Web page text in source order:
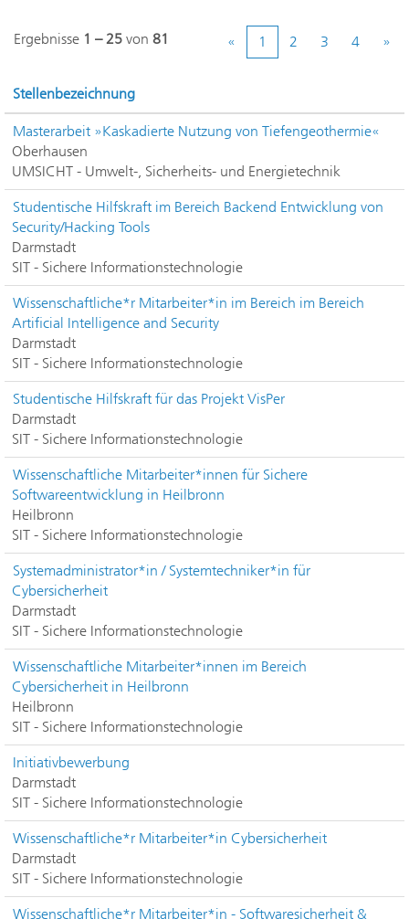
Ergebnisse 1 – 25 von 81 « 1 2 3 4 »
Stellenbezeichnung
Masterarbeit »Kaskadierte Nutzung von Tiefengeothermie«
Oberhausen
UMSICHT - Umwelt-, Sicherheits- und Energietechnik
Studentische Hilfskraft im Bereich Backend Entwicklung von
Security/Hacking Tools
Darmstadt
SIT - Sichere Informationstechnologie
Wissenschaftliche*r Mitarbeiter*in im Bereich im Bereich
Artificial Intelligence and Security
Darmstadt
SIT - Sichere Informationstechnologie
Studentische Hilfskraft für das Projekt VisPer
Darmstadt
SIT - Sichere Informationstechnologie
Wissenschaftliche Mitarbeiter*innen für Sichere
Softwareentwicklung in Heilbronn
Heilbronn
SIT - Sichere Informationstechnologie
Systemadministrator*in / Systemtechniker*in für
Cybersicherheit
Darmstadt
SIT - Sichere Informationstechnologie
Wissenschaftliche Mitarbeiter*innen im Bereich
Cybersicherheit in Heilbronn
Heilbronn
SIT - Sichere Informationstechnologie
Initiativbewerbung
Darmstadt
SIT - Sichere Informationstechnologie
Wissenschaftliche*r Mitarbeiter*in Cybersicherheit
Darmstadt
SIT - Sichere Informationstechnologie
Wissenschaftliche*r Mitarbeiter*in - Softwaresicherheit &